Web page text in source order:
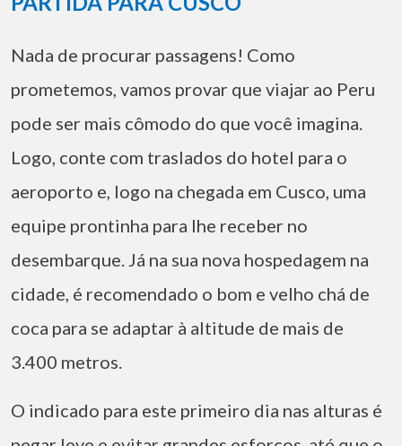
Nada de procurar passagens! Como
prometemos, vamos provar que viajar ao Peru
pode ser mais cômodo do que você imagina.
Logo, conte com traslados do hotel para o
aeroporto e, logo na chegada em Cusco, uma
equipe prontinha para lhe receber no
desembarque. Já na sua nova hospedagem na
cidade, é recomendado o bom e velho chá de
coca para se adaptar à altitude de mais de
3.400 metros.
O indicado para este primeiro dia nas alturas é